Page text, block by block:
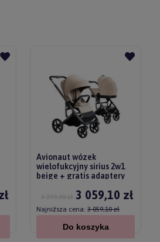
Avionaut wózek
wielofukcyjny sirius 2w1
beige + gratis adaptery
3 059,10 zł
3 399,00 zł
Najniższa cena: 3 059,10 zł
Do koszyka